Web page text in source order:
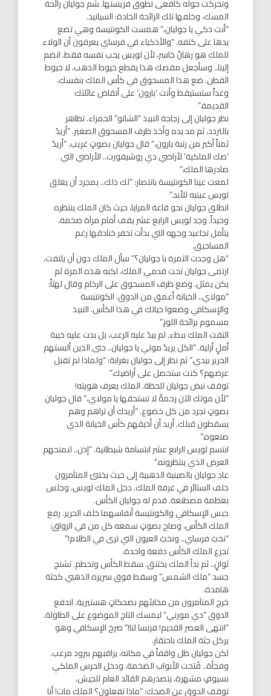
وتحركت حوله كأفعى تطوق فريستها. شم جوليان رائحة
المسك، وخلفها تلك الرائحة الحادة: السيانيد.
“أنت ذكي يا جوليان،” همست الكونتيسة وهي تضع
يدها على كتفه. “والأذكياء في فرساي يعرفون أن الولاء
للملك هو رهانٌ خاسر، لأن لويس يحب نفسه فقط. انضم
إلينا.. وسأجعل مقصك هذا يقطع خيوط الذهب، لا خيوط
القطن. ضع هذا المسحوق في كأس الملك بنفسك،
وغداً ستستيقظ وأنت ‘بارون’ على أنقاض عائلتك
القديمة.”
نظر جوليان إلى زجاجة النبيذ “الشاتو” الحمراء. تظاهر
بالتردد، ثم مد يده وأخذ ظرف المسحوق الصغير. “أريدُ
ثمناً أكبر من رتبة بارون،” قال جوليان بصوتٍ غريب. “أريدُ
‘صك الملكية’ لأراضي دي روشيفورت.. الأراضي التي
صادرها الملك.”
لمعت عينا الكونتيسة بانتصار: “لك ذلك.. بمجرد أن يغلق
لويس عينيه للأبد.”
انطلق جوليان نحو قاعة المرايا، حيث كان الملك ينتظره
وحيداً. وجد لويس الرابع عشر يقف أمام مرآة ضخمة،
يتأمل تجاعيد وجهه التي بدأت تحفر خنادقها رغم
المساحيق.
“هل وجدت الثمرة يا جوليان؟” سأل الملك دون أن يلتفت.
ارتمى جوليان تحت قدمي الملك، لكنه هذه المرة لم
يكن يمثل. وضع ظرف المسحوق على الرخام وقال لهثاً:
“مولاي.. الخيانة أعمق من الدوق. الكونتيسة
والإسكافي وضعوا حياتك في هذا الكأس. النبيذ
مسموم برائحة اللوز.”
التفت الملك ببطء. لم يبدُ عليه الرعب، بل بدت عليه خيبة
أملٍ أزلية. “الكل يريدُ موتي يا جوليان.. حتى الذين ألبستهم
الحرير بيدي.” ثم نظر إلى جوليان بغرابة: “ولماذا لم تقبل
عرضهم؟ كنت ستحصل على أراضيك.”
توقف نبض جوليان للحظة. الملك يعرف هويته!
“لأن موتك الآن رحمةٌ لا تستحقها يا مولاي،” قال جوليان
بصوتٍ تجرد من كل خضوع. “أريدك أن تراهم وهم
يسقطون قبلك. أريد أن أذيقهم كأس الخيانة الذي
صنعوه.”
ابتسم لويس الرابع عشر ابتسامة شيطانية. “إذن.. لنمنحهم
العرض الذي ينتظرونه.”
عاد جوليان بالصينية الذهبية إلى حيث يختبئ المتآمرون
خلف الستائر في غرفة الملك. دخل الملك لويس، وجلس
بعظمة مصطنعة. قدم له جوليان الكأس.
حبس الإسكافي والكونتيسة أنفاسهما خلف الحرير. رفع
الملك الكأس، وصاح بصوتٍ سمعه كل من في الرواق:
“نخبُ فرساي.. ونخبُ العيون التي ترى في الظلام!”
تجرع الملك الكأس دفعة واحدة.
ثوانٍ.. ثم بدأ الملك يختنق. سقط الكأس وتحطم. تشنج
جسد “ملك الشمس” وسقط فوق سريره الذهبي كجثة
هامدة.
خرج المتآمرون من مخابئهم بضحكاتٍ هستيرية. اندفع
الدوق “دي مورني” ليمسك التاج الموضوع على الطاولة.
“انتهى العصر القديم! فرنسا لنا!” صرخ الإسكافي وهو
يركل جثة الملك باحتقار.
لكن جوليان ظل واقفاً في مكانه، يراقبهم ببرود مرعب.
وفجأة.. فُتحت الأبواب الضخمة، ودخل الحرس الملكي
بسيوفٍ مشهرة، يتصدرهم القائد العام للجيش.
توقف الدوق عن الضحك: “ماذا تفعلون؟ الملك مات! أنا